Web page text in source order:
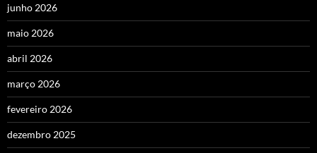
junho 2026
maio 2026
abril 2026
março 2026
fevereiro 2026
dezembro 2025